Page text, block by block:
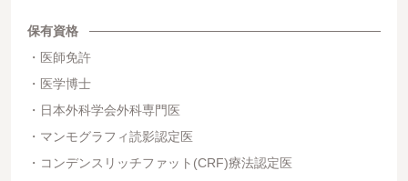
保有資格
医師免許
医学博士
日本外科学会外科専門医
マンモグラフィ読影認定医
コンデンスリッチファット(CRF)療法認定医